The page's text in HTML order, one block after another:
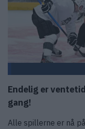
Endelig er
gang!
Alle spillerne er nå